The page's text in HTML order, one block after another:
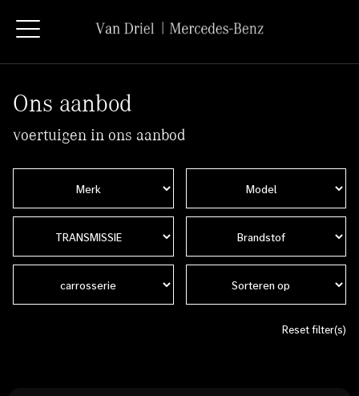
Ons aanbod
voertuigen in ons aanbod
Reset filter(s)